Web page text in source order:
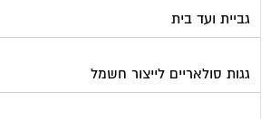
גביית ועד בית
גגות סולאריים לייצור חשמל